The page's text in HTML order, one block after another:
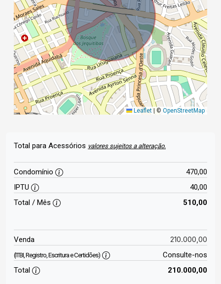
Leaflet | © OpenStreetMap
Total para Acessórios valores sujeitos a alteração.
Condomínio
470,00
IPTU
40,00
Total / Mês
510,00
Venda 210.000,00
(ITBI, Registro, Escritura e Certidões)
Consulte-nos
Total
210.000,00